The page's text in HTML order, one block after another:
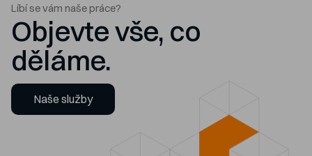
Líbí se vám naše práce?
Objevte vše, co
děláme.
Naše služby